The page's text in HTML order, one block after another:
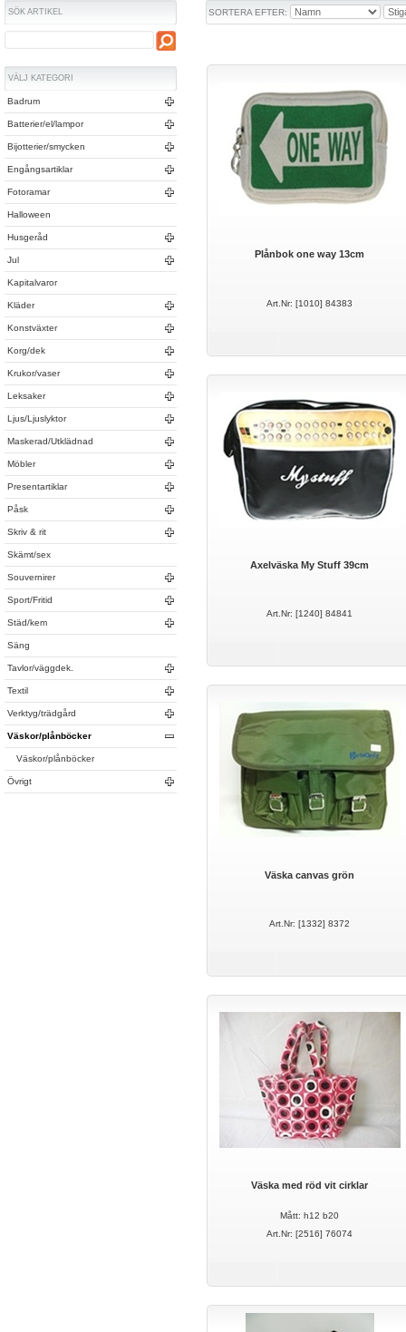
SÖK ARTIKEL
VÄLJ KATEGORI
Badrum
Batterier/el/lampor
Bijotterier/smycken
Engångsartiklar
Fotoramar
Halloween
Husgeråd
Jul
Kapitalvaror
Kläder
Konstväxter
Korg/dek
Krukor/vaser
Leksaker
Ljus/Ljuslyktor
Maskerad/Utklädnad
Möbler
Presentartiklar
Påsk
Skriv & rit
Skämt/sex
Souvernirer
Sport/Fritid
Städ/kem
Säng
Tavlor/väggdek.
Textil
Verktyg/trädgård
Väskor/plånböcker
Väskor/plånböcker
Övrigt
SORTERA EFTER:
Plånbok one way 13cm
Art.Nr: [1010] 84383
Axelväska My Stuff 39cm
Art.Nr: [1240] 84841
Väska canvas grön
Art.Nr: [1332] 8372
Väska med röd vit cirklar
Mått: h12 b20
Art.Nr: [2516] 76074